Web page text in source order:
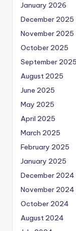
January 2026
December 2025
November 2025
October 2025
September 2025
August 2025
June 2025
May 2025
April 2025
March 2025
February 2025
January 2025
December 2024
November 2024
October 2024
August 2024